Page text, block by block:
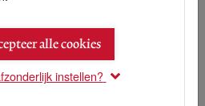
alle cookies
instellen?